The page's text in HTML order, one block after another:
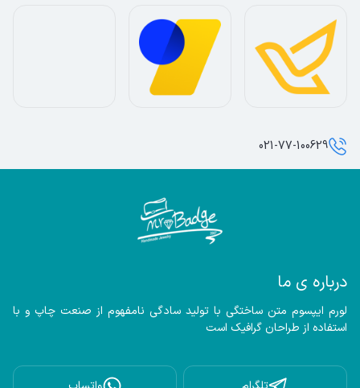
درباره ی ما
استفاده از طراحان گرافیک است
021-77-100629